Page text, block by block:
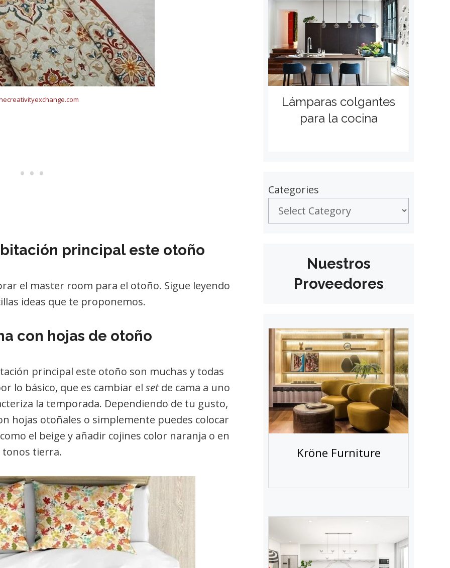
principal este otoño
el master room para el otoño. Sigue leyendo
ideas que te proponemos.
con hojas de otoño
principal este otoño son muchas y todas
lo básico, que es cambiar el setde cama a uno
la temporada. Dependiendo de tu gusto,
hojas otoñales o simplemente puedes colocar
el beige y añadir cojines color naranja o en
tonos tierra.
Lámparas colgantes
para la cocina
Categories
Nuestros
Proveedores
Kröne Furniture